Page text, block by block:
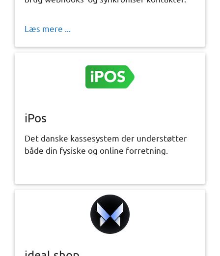
Læs mere ...
iPos
Det danske kassesystem der understøtter
både din fysiske og online forretning.